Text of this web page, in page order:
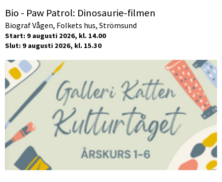
Bio - Paw Patrol: Dinosaurie-filmen
Biograf Vågen, Folkets hus, Strömsund
Start: 9 augusti 2026, kl. 14.00
Slut: 9 augusti 2026, kl. 15.30